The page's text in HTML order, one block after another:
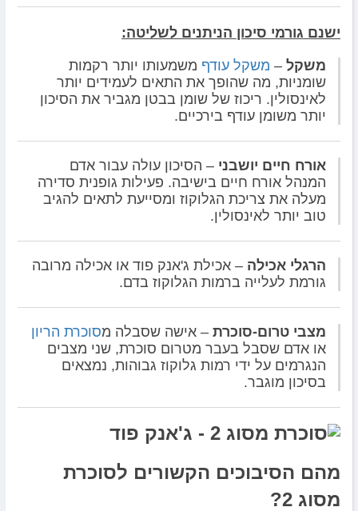
ישנם גורמי סיכון הניתנים לשליטה:
משקל – משקל עודף משמעותו יותר רקמות
שומניות, מה שהופך את התאים לעמידים יותר
לאינסולין. ריכוז של שומן בבטן מגביר את הסיכון
יותר משומן עודף בירכיים.
אורח חיים יושבני – הסיכון עולה עבור אדם
המנהל אורח חיים בישיבה. פעילות גופנית סדירה
מעלה את צריכת הגלוקוז ומסייעת לתאים להגיב
טוב יותר לאינסולין.
הרגלי אכילה – אכילת ג'אנק פוד או אכילה מרובה
גורמת לעלייה ברמות הגלוקוז בדם.
מצבי טרום-סוכרת – אישה שסבלה מסוכרת הריון
או אדם שסבל בעבר מטרום סוכרת, שני מצבים
הנגרמים על ידי רמות גלוקוז גבוהות, נמצאים
בסיכון מוגבר.
מהם הסיבוכים הקשורים לסוכרת
מסוג 2?